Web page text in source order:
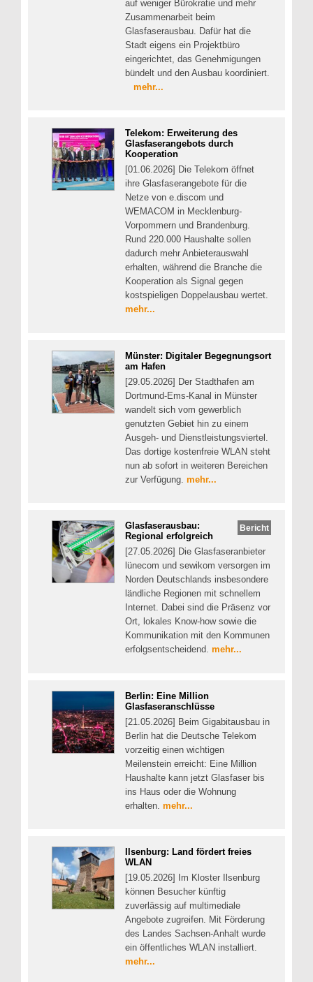
auf weniger Bürokratie und mehr
Zusammenarbeit beim
Glasfaserausbau. Dafür hat die
Stadt eigens ein Projektbüro
eingerichtet, das Genehmigungen
bündelt und den Ausbau koordiniert.
mehr...
Telekom: Erweiterung des
Glasfaserangebots durch
Kooperation
[01.06.2026] Die Telekom öffnet
ihre Glasfaserangebote für die
Netze von e.discom und
WEMACOM in Mecklenburg-
Vorpommern und Brandenburg.
Rund 220.000 Haushalte sollen
dadurch mehr Anbieterauswahl
erhalten, während die Branche die
Kooperation als Signal gegen
kostspieligen Doppelausbau wertet.
mehr...
Münster: Digitaler Begegnungsort
am Hafen
[29.05.2026] Der Stadthafen am
Dortmund-Ems-Kanal in Münster
wandelt sich vom gewerblich
genutzten Gebiet hin zu einem
Ausgeh- und Dienstleistungsviertel.
Das dortige kostenfreie WLAN steht
nun ab sofort in weiteren Bereichen
zur Verfügung. mehr...
Bericht
Glasfaserausbau:
Regional erfolgreich
[27.05.2026] Die Glasfaseranbieter
lünecom und sewikom versorgen im
Norden Deutschlands insbesondere
ländliche Regionen mit schnellem
Internet. Dabei sind die Präsenz vor
Ort, lokales Know-how sowie die
Kommunikation mit den Kommunen
erfolgsentscheidend. mehr...
Berlin: Eine Million
Glasfaseranschlüsse
[21.05.2026] Beim Gigabitausbau in
Berlin hat die Deutsche Telekom
vorzeitig einen wichtigen
Meilenstein erreicht: Eine Million
Haushalte kann jetzt Glasfaser bis
ins Haus oder die Wohnung
erhalten. mehr...
Ilsenburg: Land fördert freies
WLAN
[19.05.2026] Im Kloster Ilsenburg
können Besucher künftig
zuverlässig auf multimediale
Angebote zugreifen. Mit Förderung
des Landes Sachsen-Anhalt wurde
ein öffentliches WLAN installiert.
mehr...